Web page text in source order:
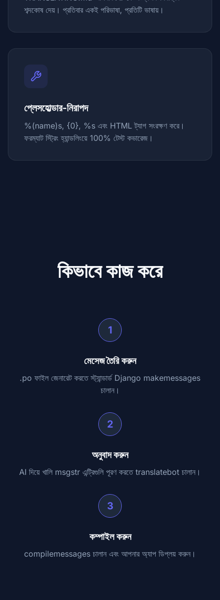
শব্দকোষ দেয়। প্রতিবার একই পরিভাষা, প্রতিটি ভাষায়।
প্লেসহোল্ডার-নিরাপদ
%(name)s, {0}, %s এবং HTML ট্যাগ সংরক্ষণ করে।
ফরম্যাট স্ট্রিং হ্যান্ডলিংয়ে 100% টেস্ট কভারেজ।
কিভাবে কাজ করে
1
মেসেজ তৈরি করুন
.po ফাইল জেনারেট করতে স্ট্যান্ডার্ড Django makemessages
চালান।
2
অনুবাদ করুন
AI দিয়ে খালি msgstr এন্ট্রিগুলি পূরণ করতে translatebot চালান।
3
কম্পাইল করুন
compilemessages চালান এবং আপনার অ্যাপ ডিপ্লয় করুন।